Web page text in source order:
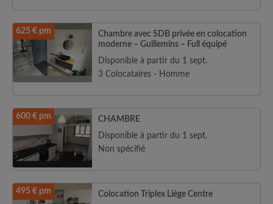
625 € pm
Chambre avec SDB privée en colocation
moderne – Guillemins – Full équipé
Disponible à partir du 1 sept.
3 Colocataires - Homme
600 € pm
CHAMBRE
Disponible à partir du 1 sept.
Non spécifié
495 € pm
Colocation Triplex Liège Centre